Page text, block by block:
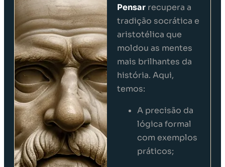
Pensar recupera a
tradição socrática e
aristotélica que
moldou as mentes
mais brilhantes da
história. Aqui,
temos:
A precisão da
lógica formal
com exemplos
práticos;